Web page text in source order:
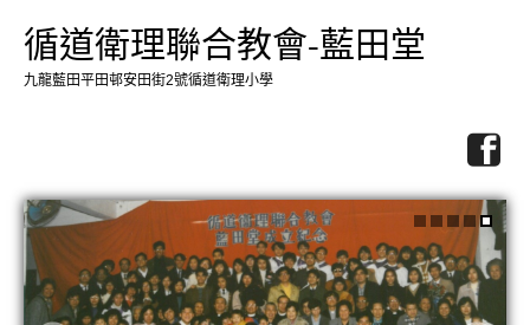
循道衛理聯合教會-藍田堂
九龍藍田平田邨安田街2號循道衛理小學